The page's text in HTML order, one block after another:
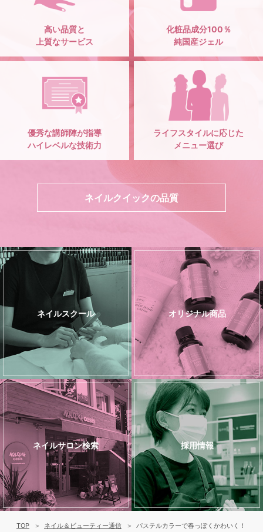
高い品質と
上質なサービス
化粧品成分100％
純国産ジェル
優秀な講師陣が指導
ハイレベルな技術力
ライフスタイルに応じた
メニュー選び
ネイルクイックの品質
ネイルスクール オリジナル商品
ネイルサロン検索 採用情報
TOP ネイル＆ビューティー通信
パステルカラーで春っぽくかわいく！